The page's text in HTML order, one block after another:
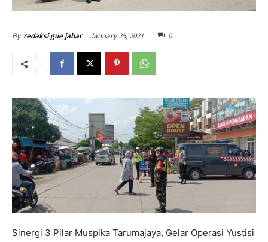
By redaksi gue jabar January 25, 2021 0
Sinergi 3 Pilar Muspika Tarumajaya, Gelar Operasi Yustisi